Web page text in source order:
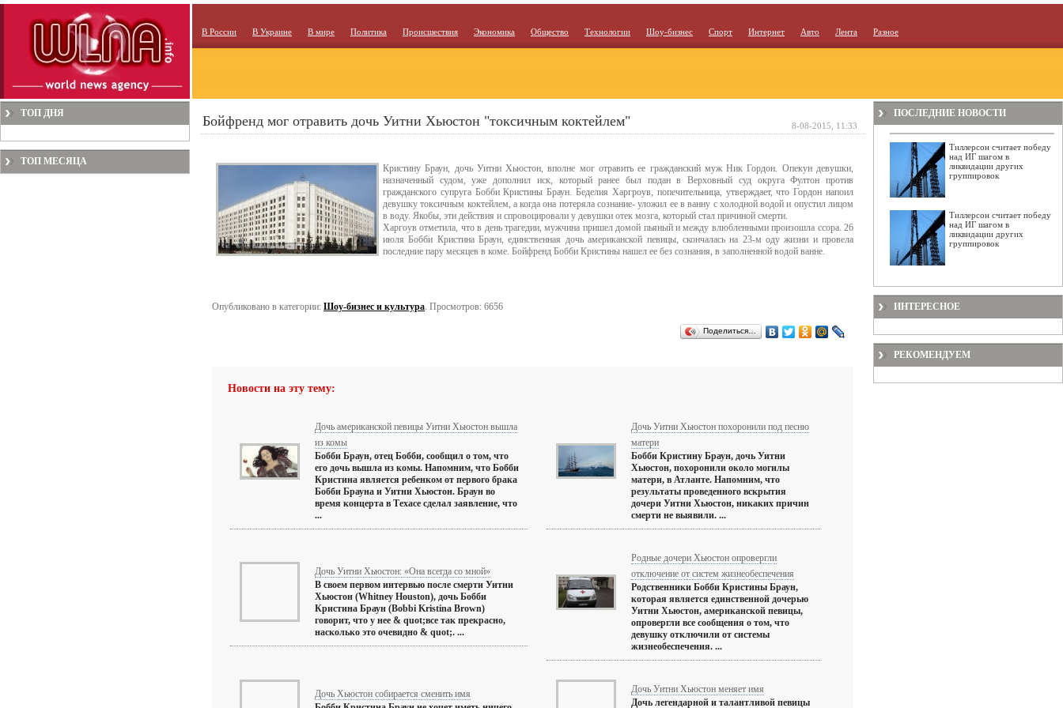
В России В Украине В мире Политика Происшествия Экономика Общество Технологии Шоу-бизнес Спорт Интернет Авто Лента Разное
ТОП ДНЯ
ТОП МЕСЯЦА
Бойфренд мог отравить дочь Уитни Хьюстон "токсичным коктейлем"
Кристину Браун, дочь Уитни Хьюстон, вполне мог отравить ее гражданский муж Ник Гордон. Опекун девушки,
назначенный судом, уже дополнил иск, который ранее был подан в Верховный суд округа Фултон против
гражданского супруга Бобби Кристины Браун. Беделия Харгроув, попечительница, утверждает, что Гордон напоил
девушку токсичным коктейлем, а когда она потеряла сознание- уложил ее в ванну с холодной водой и опустил лицом
в воду. Якобы, эти действия и спровоцировали у девушки отек мозга, который стал причиной смерти.
Харгоув отметила, что в день трагедии, мужчина пришел домой пьяный и между влюбленными произошла ссора. 26
июля Бобби Кристина Браун, единственная дочь американской певицы, скончалась на 23-м оду жизни и провела
последние пару месяцев в коме. Бойфренд Бобби Кристины нашел ее без сознания, в заполненной водой ванне.
Опубликовано в категории: Шоу-бизнес и культура. Просмотров: 6656
Поделиться…
Новости на эту тему:
Дочь американской певицы Уитни Хьюстон вышла
из комы
Бобби Браун, отец Бобби, сообщил о том, что
его дочь вышла из комы. Напомним, что Бобби
Кристина является ребенком от первого брака
Бобби Брауна и Уитни Хьюстон. Браун во
время концерта в Техасе сделал заявление, что
...
Дочь Уитни Хьюстон похоронили под песню
матери
Бобби Кристину Браун, дочь Уитни
Хьюстон, похоронили около могилы
матери, в Атланте. Напомним, что
результаты проведенного вскрытия
дочери Уитни Хьюстон, никаких причин
смерти не выявили. ...
Дочь Уитни Хьюстон: «Она всегда со мной»
В своем первом интервью после смерти Уитни
Хьюстон (Whitney Houston), дочь Бобби
Кристина Браун (Bobbi Kristina Brown)
говорит, что у нее & quot;все так прекрасно,
насколько это очевидно & quot;. ...
Родные дочери Хьюстон опровергли
отключение от систем жизнеобеспечения
Родственники Бобби Кристины Браун,
которая является единственной дочерью
Уитни Хьюстон, американской певицы,
опровергли все сообщения о том, что
девушку отключили от системы
жизнеобеспечения. ...
Дочь Хьюстон собирается сменить имя
Дочь Уитни Хьюстон меняет имя
Дочь легендарной и талантливой певицы
8-08-2015, 11:33
ПОСЛЕДНИЕ НОВОСТИ
Тиллерсон считает победу
над ИГ шагом в
ликвидации других
группировок
Тиллерсон считает победу
над ИГ шагом в
ликвидации других
группировок
ИНТЕРЕСНОЕ
РЕКОМЕНДУЕМ